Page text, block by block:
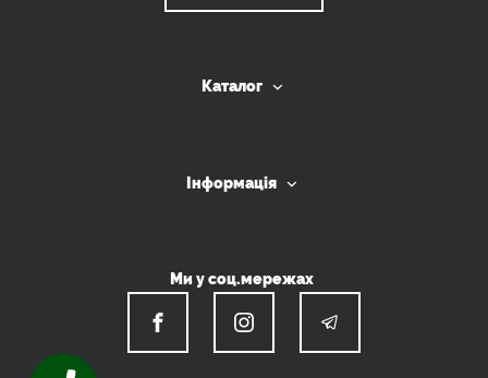
Каталог
Інформація
Ми у соц.мережах